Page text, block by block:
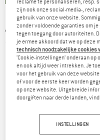
ATHLECIA -
(0)
zijn ook onze social-media-,
gebruik van onze website.
zonder voldoende garanties om
tegen toegang door autoriteiten.
je ermee akkoord dat we op deze
technisch noodzakelijke cookies
‘Cookie-instellingen’ onderaan
en ook altijd weer intrekken. Je
voor het gebruik van deze
of voor de eerste keer worden
op onze website. Uitgebreide
doorgiften naar derde landen,
INSTELLINGEN